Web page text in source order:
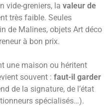
vide-greniers, la valeur de
très faible. Seules
de Malines, objets Art déco
à bon prix.
une maison ou héritent
souvent : faut-il garder
de la signature, de l’état
spécialisés…).